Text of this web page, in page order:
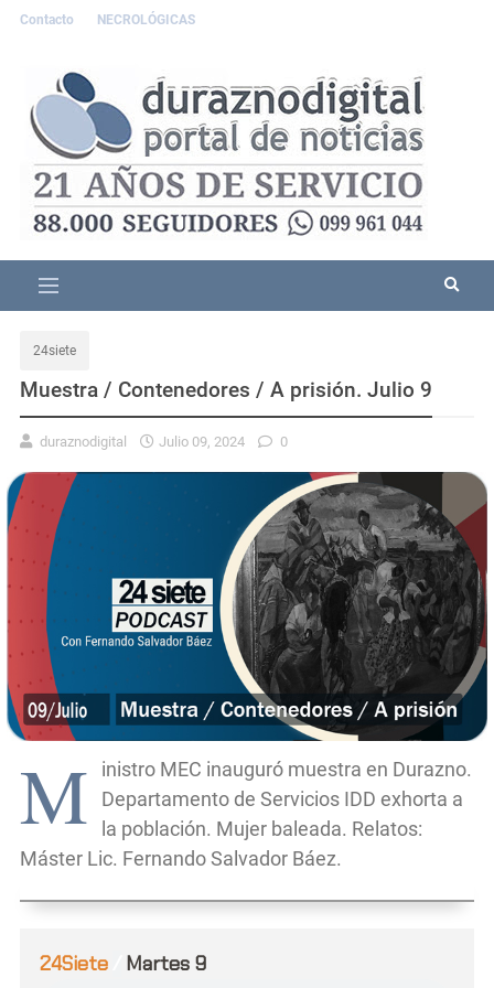
Contacto NECROLÓGICAS
24siete
Muestra / Contenedores / A prisión. Julio 9
duraznodigital Julio 09, 2024 0
M
inistro MEC inauguró muestra en Durazno.
Departamento de Servicios IDD exhorta a
la población. Mujer baleada. Relatos:
Máster Lic. Fernando Salvador Báez.
24Siete Martes 9